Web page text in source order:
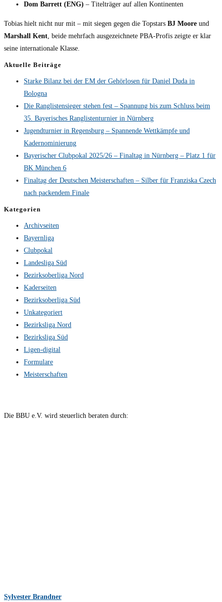
Dom Barrett (ENG) – Titelträger auf allen Kontinenten
Tobias hielt nicht nur mit – mit siegen gegen die Topstars BJ Moore und
Marshall Kent, beide mehrfach ausgezeichnete PBA-Profis zeigte er klar
seine internationale Klasse.
Aktuelle Beiträge
Starke Bilanz bei der EM der Gehörlosen für Daniel Duda in
Bologna
Die Ranglistensieger stehen fest – Spannung bis zum Schluss beim
35. Bayerisches Ranglistenturnier in Nürnberg
Jugendturnier in Regensburg – Spannende Wettkämpfe und
Kadernominierung
Bayerischer Clubpokal 2025/26 – Finaltag in Nürnberg – Platz 1 für
BK München 6
Finaltag der Deutschen Meisterschaften – Silber für Franziska Czech
nach packendem Finale
Kategorien
Archivseiten
Bayernliga
Clubpokal
Landesliga Süd
Bezirksoberliga Nord
Kaderseiten
Bezirksoberliga Süd
Unkategoriert
Bezirksliga Nord
Bezirksliga Süd
Ligen-digital
Formulare
Meisterschaften
Die BBU e.V. wird steuerlich beraten durch:
Sylvester Brandner